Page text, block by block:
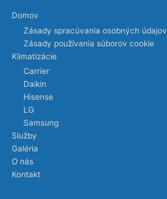
Domov
Zásady spracúvania osobných údajov
Zásady používania súborov cookie
Klimatizácie
Carrier
Daikin
Hisense
LG
Samsung
Služby
Galéria
O nás
Kontakt